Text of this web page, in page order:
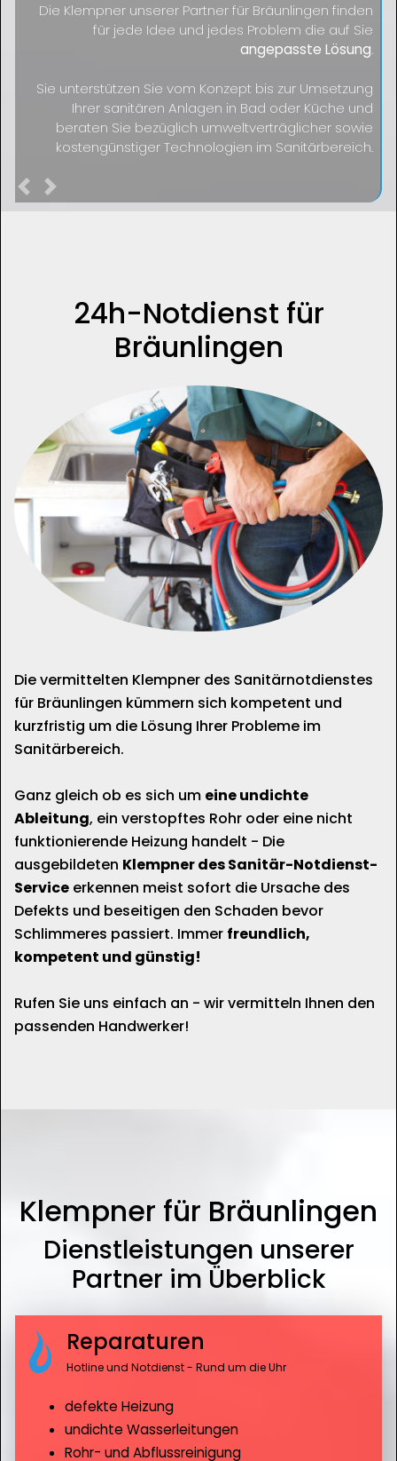
Die Klempner unserer Partner für Bräunlingen finden
für jede Idee und jedes Problem die auf Sie
angepasste Lösung.
Sie unterstützen Sie vom Konzept bis zur Umsetzung
Ihrer sanitären Anlagen in Bad oder Küche und
beraten Sie bezüglich umweltverträglicher sowie
kostengünstiger Technologien im Sanitärbereich.
Previous
24h-Notdienst für
Bräunlingen
Die vermittelten Klempner des Sanitärnotdienstes
für Bräunlingen kümmern sich kompetent und
kurzfristig um die Lösung Ihrer Probleme im
Sanitärbereich.
Ganz gleich ob es sich um eine undichte
Ableitung, ein verstopftes Rohr oder eine nicht
funktionierende Heizung handelt - Die
ausgebildeten Klempner des Sanitär-Notdienst-
Service erkennen meist sofort die Ursache des
Defekts und beseitigen den Schaden bevor
Schlimmeres passiert. Immer freundlich,
kompetent und günstig!
Rufen Sie uns einfach an - wir vermitteln Ihnen den
passenden Handwerker!
Klempner für Bräunlingen
Dienstleistungen unserer
Partner im Überblick
Reparaturen
Hotline und Notdienst - Rund um die Uhr
defekte Heizung
undichte Wasserleitungen
Rohr- und Abflussreinigung